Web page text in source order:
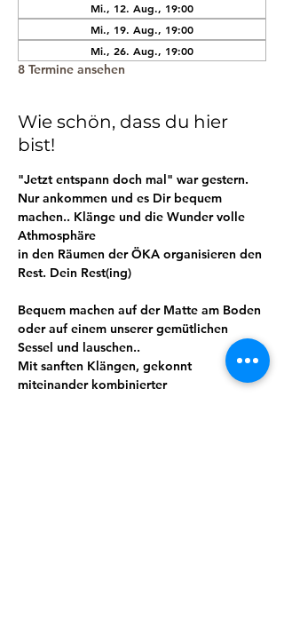
Mi., 12. Aug., 19:00
Mi., 19. Aug., 19:00
Mi., 26. Aug., 19:00
8 Termine ansehen
Wie schön, dass du hier
bist!
"Jetzt entspann doch mal" war gestern.
Nur ankommen und es Dir bequem
machen.. Klänge und die Wunder volle
Athmosphäre
in den Räumen der ÖKA organisieren den
Rest. Dein Rest(ing)
Bequem machen auf der Matte am Boden
oder auf einem unserer gemütlichen
Sessel und lauschen..
Mit sanften Klängen, gekonnt
miteinander kombinierter